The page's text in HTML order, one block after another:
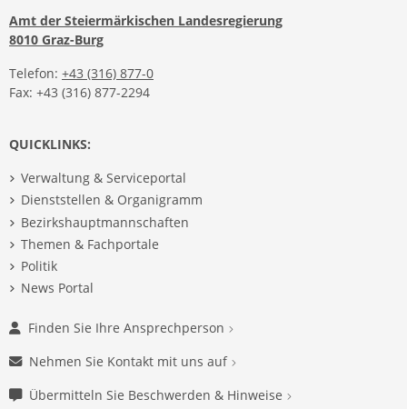
Amt der Steiermärkischen Landesregierung
8010 Graz-Burg
Telefon: +43 (316) 877-0
Fax: +43 (316) 877-2294
QUICKLINKS:
Verwaltung & Serviceportal
Dienststellen & Organigramm
Bezirkshauptmannschaften
Themen & Fachportale
Politik
News Portal
Finden Sie Ihre Ansprechperson
Nehmen Sie Kontakt mit uns auf
Übermitteln Sie Beschwerden & Hinweise